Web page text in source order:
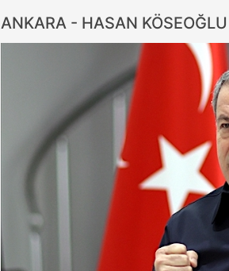
ANKARA - HASAN